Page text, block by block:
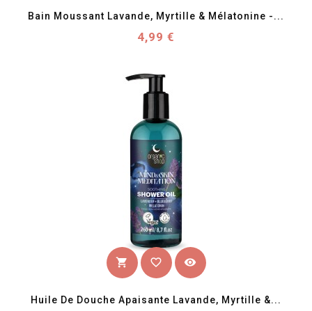
Bain Moussant Lavande, Myrtille & Mélatonine -...
Prix
4,99 €
shopping_cart favorite_border visibility
Huile De Douche Apaisante Lavande, Myrtille &...